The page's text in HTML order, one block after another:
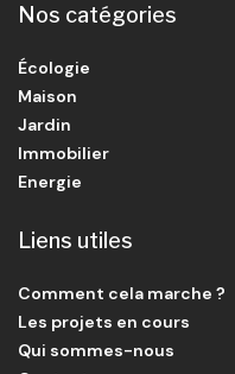
Nos catégories
Écologie
Maison
Jardin
Immobilier
Energie
Liens utiles
Comment cela marche ?
Les projets en cours
Qui sommes-nous